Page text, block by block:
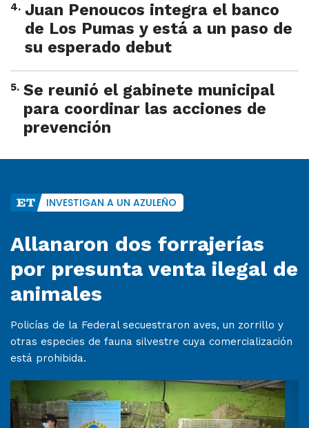
4. Juan Penoucos integra el banco
de Los Pumas y está a un paso de
su esperado debut
5. Se reunió el gabinete municipal
para coordinar las acciones de
prevención
INVESTIGAN A UN AZULEÑO
Allanaron dos forrajerías
por presunta venta ilegal de
animales
Policías de la Federal secuestraron aves, un zorrillo y
otras especies de fauna silvestre cuya comercialización
está prohibida.